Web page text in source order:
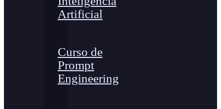
Artificial
Curso de
Prompt
Engineering